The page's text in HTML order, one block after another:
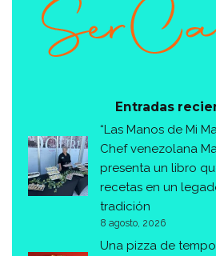
Entradas
“Las Manos de Mi
Chef venezolana
presenta un libro
recetas en un
tradición
8 agosto, 2026
Una pizza de